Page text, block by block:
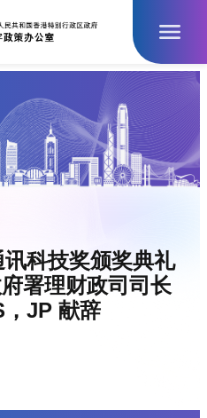
科技奖颁奖典礼
署理财政司司长
JP 献辞